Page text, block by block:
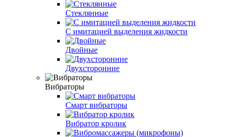
Стеклянные
С имитацией выделения жидкости
Двойные
Двухсторонние
Вибраторы
Смарт вибраторы
Вибратор кролик